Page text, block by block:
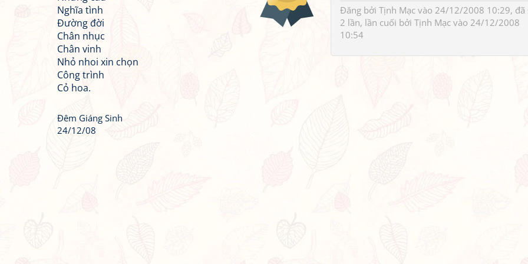
Đăng bởi Tịnh Mạc vào 24/12/2008 10:29, đã
2 lần, lần cuối bởi Tịnh Mạc vào 24/12/2008
10:54
Nghĩa tình
Đường đời
Chân nhục
Chân vinh
Nhỏ nhoi xin chọn
Công trình
Cỏ hoa.
Đêm Giáng Sinh
24/12/08